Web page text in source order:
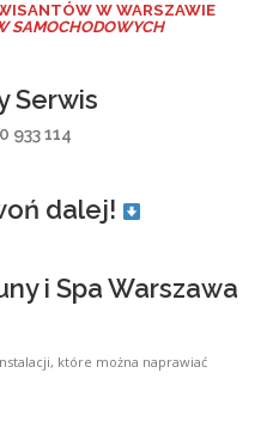
W WARSZAWIE
SAMOCHODOWYCH
Serwis
933 114
dalej!
i Spa Warszawa
które można naprawiać